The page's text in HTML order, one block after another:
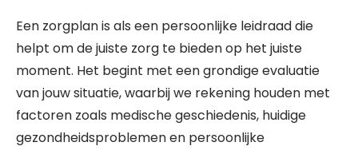
Een zorgplan is als een persoonlijke leidraad die
helpt om de juiste zorg te bieden op het juiste
moment. Het begint met een grondige evaluatie
van jouw situatie, waarbij we rekening houden met
factoren zoals medische geschiedenis, huidige
gezondheidsproblemen en persoonlijke